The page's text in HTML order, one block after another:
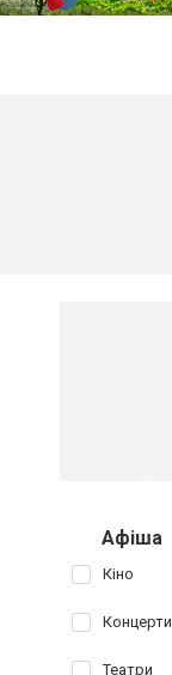
Афіша
Кіно
Концерти
Театри